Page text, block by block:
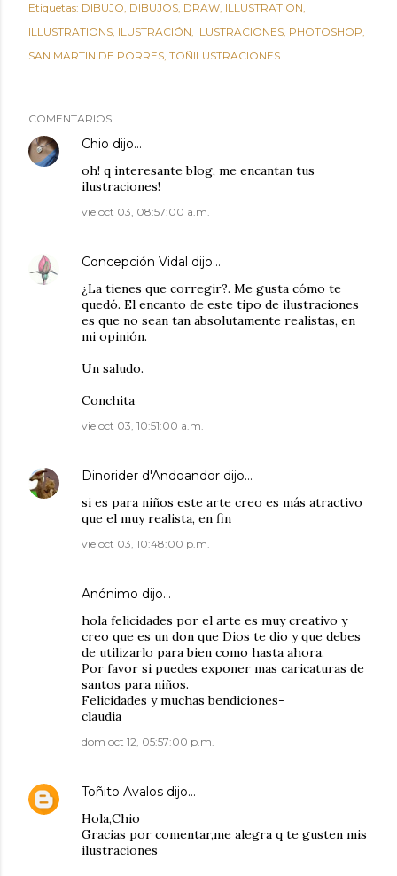
Etiquetas: DIBUJO DIBUJOS DRAW ILLUSTRATION
ILLUSTRATIONS ILUSTRACIÓN ILUSTRACIONES PHOTOSHOP
SAN MARTIN DE PORRES TOÑILUSTRACIONES
COMENTARIOS
Chio dijo…
oh! q interesante blog, me encantan tus
ilustraciones!
vie oct 03, 08:57:00 a.m.
Concepción Vidal dijo…
¿La tienes que corregir?. Me gusta cómo te
quedó. El encanto de este tipo de ilustraciones
es que no sean tan absolutamente realistas, en
mi opinión.
Un saludo.
Conchita
vie oct 03, 10:51:00 a.m.
Dinorider d'Andoandor dijo…
si es para niños este arte creo es más atractivo
que el muy realista, en fin
vie oct 03, 10:48:00 p.m.
Anónimo dijo…
hola felicidades por el arte es muy creativo y
creo que es un don que Dios te dio y que debes
de utilizarlo para bien como hasta ahora.
Por favor si puedes exponer mas caricaturas de
santos para niños.
Felicidades y muchas bendiciones-
claudia
dom oct 12, 05:57:00 p.m.
Toñito Avalos dijo…
Hola,Chio
Gracias por comentar,me alegra q te gusten mis
ilustraciones